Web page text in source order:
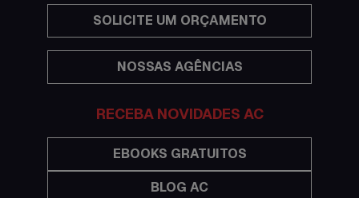
Imigração Austrália
Informações gerais
Intercâmbio de férias
Minhas histórias na Austrália
SOLICITE UM ORÇAMENTO
NOSSAS AGÊNCIAS
RECEBA NOVIDADES AC
EBOOKS GRATUITOS
BLOG AC